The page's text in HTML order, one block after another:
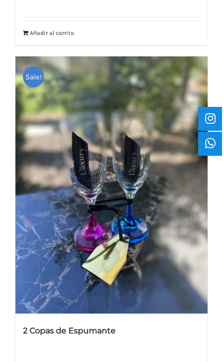
Añadir al carrito
Sale!
2 Copas de Espumante